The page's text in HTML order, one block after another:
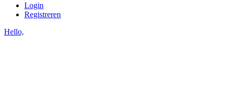
Login
Registreren
Hello,